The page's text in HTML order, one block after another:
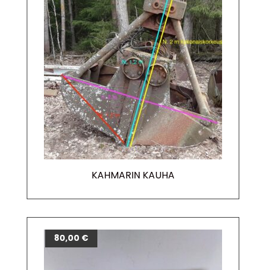
KAHMARIN KAUHA
80,00 €